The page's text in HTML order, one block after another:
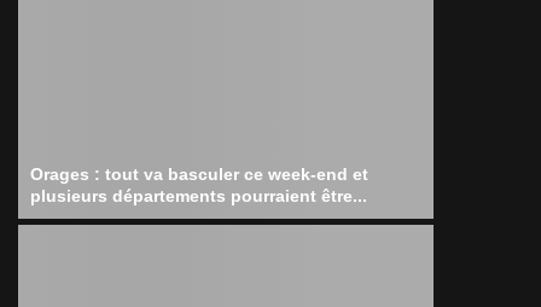
Orages : tout va basculer ce week-end et
plusieurs départements pourraient être...